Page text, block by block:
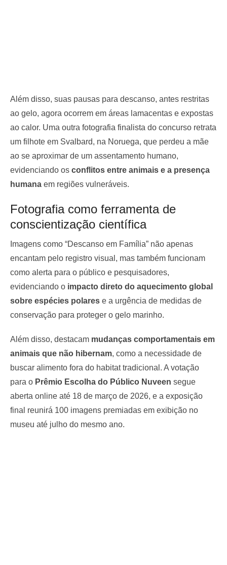
Além disso, suas pausas para descanso, antes restritas
ao gelo, agora ocorrem em áreas lamacentas e expostas
ao calor. Uma outra fotografia finalista do concurso retrata
um filhote em Svalbard, na Noruega, que perdeu a mãe
ao se aproximar de um assentamento humano,
evidenciando os conflitos entre animais e a presença
humana em regiões vulneráveis.
Fotografia como ferramenta de
conscientização científica
Imagens como “Descanso em Família” não apenas
encantam pelo registro visual, mas também funcionam
como alerta para o público e pesquisadores,
evidenciando o impacto direto do aquecimento global
sobre espécies polares e a urgência de medidas de
conservação para proteger o gelo marinho.
Além disso, destacam mudanças comportamentais em
animais que não hibernam, como a necessidade de
buscar alimento fora do habitat tradicional. A votação
para o Prêmio Escolha do Público Nuveen segue
aberta online até 18 de março de 2026, e a exposição
final reunirá 100 imagens premiadas em exibição no
museu até julho do mesmo ano.